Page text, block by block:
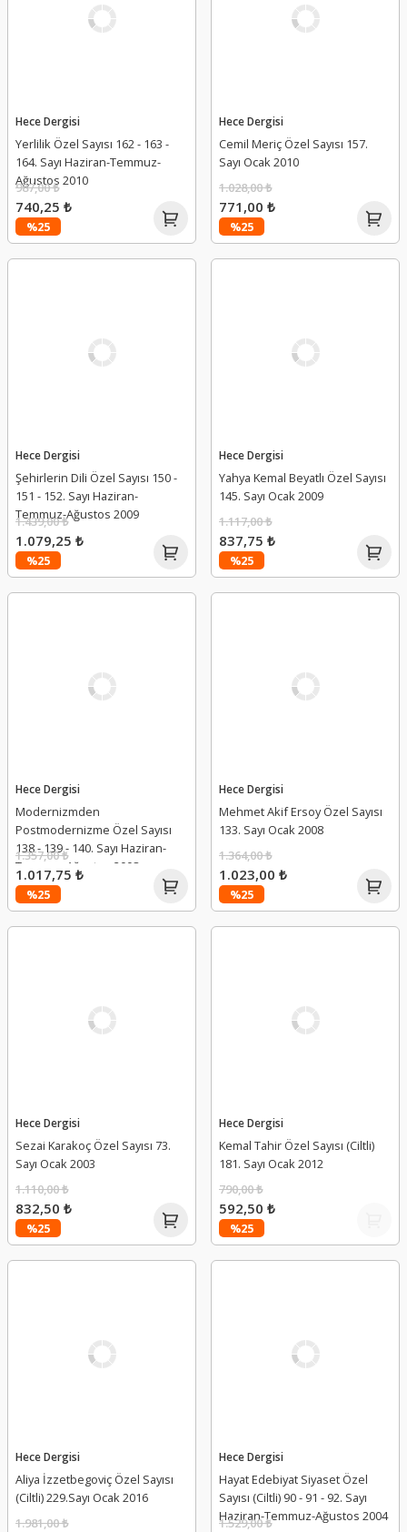
Hece Dergisi
Yerlilik Özel Sayısı 162 - 163 -
164. Sayı Haziran-Temmuz-
Ağustos 2010
%25
987,00 ₺
740,25 ₺
Hece Dergisi
Cemil Meriç Özel Sayısı 157.
Sayı Ocak 2010
%25
1.028,00 ₺
771,00 ₺
Hece Dergisi
Şehirlerin Dili Özel Sayısı 150 -
151 - 152. Sayı Haziran-
Temmuz-Ağustos 2009
%25
1.439,00 ₺
1.079,25 ₺
Hece Dergisi
Yahya Kemal Beyatlı Özel Sayısı
145. Sayı Ocak 2009
%25
1.117,00 ₺
837,75 ₺
Hece Dergisi
Modernizmden
Postmodernizme Özel Sayısı
138 - 139 - 140. Sayı Haziran-
Temmuz-Ağustos 2008
%25
1.357,00 ₺
1.017,75 ₺
Hece Dergisi
Mehmet Akif Ersoy Özel Sayısı
133. Sayı Ocak 2008
%25
1.364,00 ₺
1.023,00 ₺
Hece Dergisi
Sezai Karakoç Özel Sayısı 73.
Sayı Ocak 2003
%25
1.110,00 ₺
832,50 ₺
Hece Dergisi
Kemal Tahir Özel Sayısı (Ciltli)
181. Sayı Ocak 2012
%25
790,00 ₺
592,50 ₺
Hece Dergisi
Aliya İzzetbegoviç Özel Sayısı
(Ciltli) 229.Sayı Ocak 2016
1.981,00 ₺
Hece Dergisi
Hayat Edebiyat Siyaset Özel
Sayısı (Ciltli) 90 - 91 - 92. Sayı
Haziran-Temmuz-Ağustos 2004
1.529,00 ₺